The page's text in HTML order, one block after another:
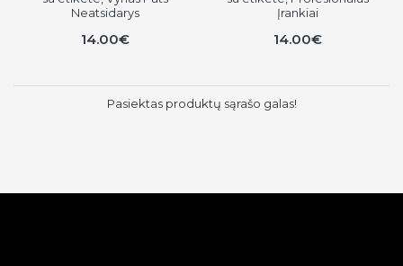
Neatsidarys
14.00€
Įrankiai
14.00€
Pasiektas produktų sąrašo galas!